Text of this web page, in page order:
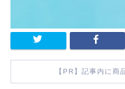
【PR】記事内に商